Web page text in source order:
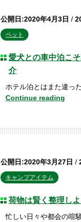
公開日:2020年4月3日 /
ペット
愛犬との車中泊こ
介
ホテル泊とはまた違っ
Continue reading
公開日:2020年3月27日 /
キャンプアイテム
荷物は賢く整理し
忙しい日々や都会の喧